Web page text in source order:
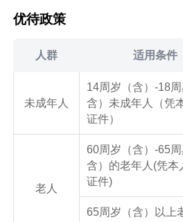
优待政策
人群 适用条件
未成年人
14周岁（含）-18
含）未成年人（凭
证件）
老人
60周岁（含）-65
含）的老年人(凭本
证件)
65周岁（含）以上